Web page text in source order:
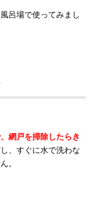
呂場で使ってみまし
網戸を掃除したらき
、すぐに水で洗わな
。